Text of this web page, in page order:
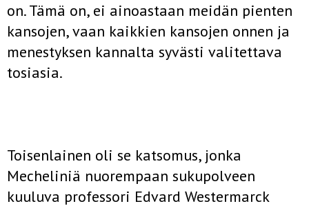
on. Tämä on, ei ainoastaan meidän pienten
kansojen, vaan kaikkien kansojen onnen ja
menestyk­sen kannalta syvästi valitettava
tosiasia.
Toisenlainen oli se katsomus, jonka
Mecheliniä nuorempaan sukupolveen
kuuluva professori Edvard Westermarck